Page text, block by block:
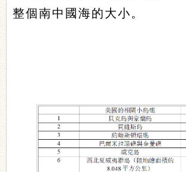
整個南中國海的大小。